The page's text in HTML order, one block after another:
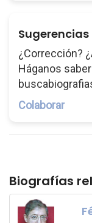
Sugerencias
¿Corrección?
Háganos
Colaborar
Biografías